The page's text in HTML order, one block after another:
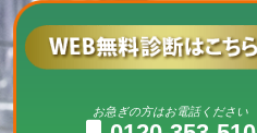
お急ぎの方はお電話ください